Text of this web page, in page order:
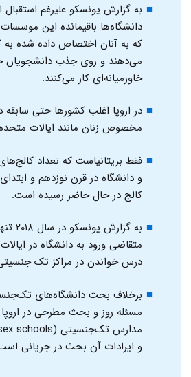
به گزارش یونسکو علیرغم
دانشگاه‌ها باقیمانده این
که به آنان اختصاص داده شده به
می‌دهند و روی جذب دانشجویان
خاورمیانه‌ای کار می‌کنند.
در اروپا اغلب کشورها حتی
مخصوص زنان مانند ایالات متحده
کالج در حال حاضر رسیده است.
متقاضی ورود به دانشگاه در
درس خواندن در مراکز تک
برخلاف بحث دانشگاه‌های
مسئله روز و بحث مطرحی در
و ایرادات آن بحث در جریانی